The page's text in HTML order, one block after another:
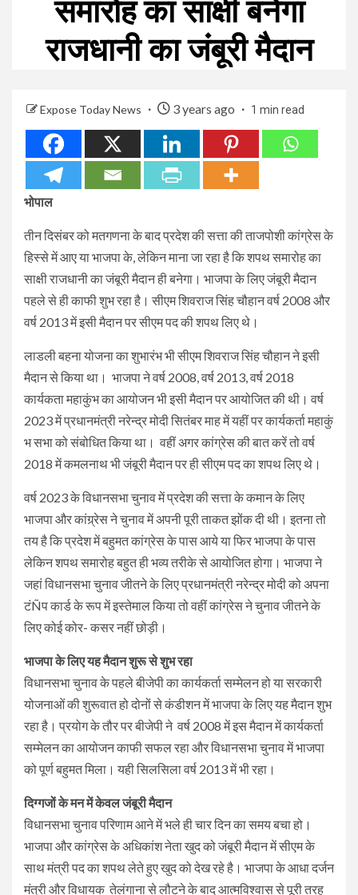
समारोह का साक्षी बनेगा
राजधानी का जंबूरी मैदान
Expose Today News 3 years ago 1 min read
भोपाल
तीन दिसंबर को मतगणना के बाद प्रदेश की सत्ता की ताजपोशी कांग्रेस के
हिस्से में आए या भाजपा के, लेकिन माना जा रहा है कि शपथ समारोह का
साक्षी राजधानी का जंबूरी मैदान ही बनेगा। भाजपा के लिए जंबूरी मैदान
पहले से ही काफी शुभ रहा है। सीएम शिवराज सिंह चौहान वर्ष 2008 और
वर्ष 2013 में इसी मैदान पर सीएम पद की शपथ लिए थे।
लाडली बहना योजना का शुभारंभ भी सीएम शिवराज सिंह चौहान ने इसी
मैदान से किया था। भाजपा ने वर्ष 2008, वर्ष 2013, वर्ष 2018
कार्यकता महाकुंभ का आयोजन भी इसी मैदान पर आयोजित की थी। वर्ष
2023 में प्रधानमंत्री नरेन्द्र मोदी सितंबर माह में यहीं पर कार्यकर्ता महाकुं
भ सभा को संबोधित किया था। वहीं अगर कांग्रेस की बात करें तो वर्ष
2018 में कमलनाथ भी जंबूरी मैदान पर ही सीएम पद का शपथ लिए थे।
वर्ष 2023 के विधानसभा चुनाव में प्रदेश की सत्ता के कमान के लिए
भाजपा और कांग्र्रेस ने चुनाव में अपनी पूरी ताकत झोंक दी थी। इतना तो
तय है कि प्रदेश में बहुमत कांग्रेस के पास आये या फिर भाजपा के पास
लेकिन शपथ समारोह बहुत ही भव्य तरीके से आयोजित होगा। भाजपा ने
जहां विधानसभा चुनाव जीतने के लिए प्रधानमंत्री नरेन्द्र मोदी को अपना
टंÑप कार्ड के रूप में इस्तेमाल किया तो वहीं कांग्रेस ने चुनाव जीतने के
लिए कोई कोर- कसर नहीं छोड़ी।
भाजपा के लिए यह मैदान शुरू से शुभ रहा
विधानसभा चुनाव के पहले बीजेपी का कार्यकर्ता सम्मेलन हो या सरकारी
योजनाओं की शुरूवात हो दोनों से कंडीशन में भाजपा के लिए यह मैदान शुभ
रहा है। प्रयोग के तौर पर बीजेपी ने वर्ष 2008 में इस मैदान में कार्यकर्ता
सम्मेलन का आयोजन काफी सफल रहा और विधानसभा चुनाव में भाजपा
को पूर्ण बहुमत मिला। यही सिलसिला वर्ष 2013 में भी रहा।
दिग्गजों के मन में केवल जंबूरी मैदान
विधानसभा चुनाव परिणाम आने में भले ही चार दिन का समय बचा हो।
भाजपा और कांग्रेस के अधिकांश नेता खुद को जंबूरी मैदान में सीएम के
साथ मंत्री पद का शपथ लेते हुए खुद को देख रहे है। भाजपा के आधा दर्जन
मंत्री और विधायक तेलंगाना से लौटने के बाद आत्मविश्वास से पूरी तरह